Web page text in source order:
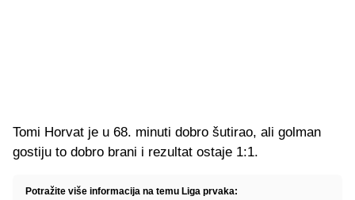
Tomi Horvat je u 68. minuti dobro šutirao, ali golman
gostiju to dobro brani i rezultat ostaje 1:1.
Potražite više informacija na temu Liga prvaka: